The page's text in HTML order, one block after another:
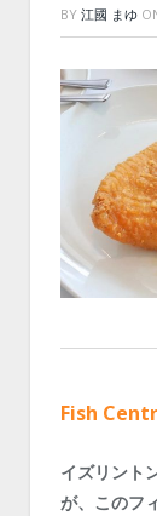
BY 江國 まゆ
Fish
イズリント
が、このフ